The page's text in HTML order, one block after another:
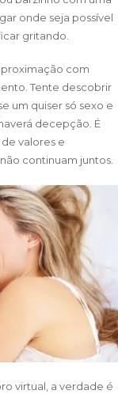
onde seja possível
gritando.
com
Tente descobrir
um quiser só sexo e
decepção. É
valores e
continuam juntos.
virtual, a verdade é